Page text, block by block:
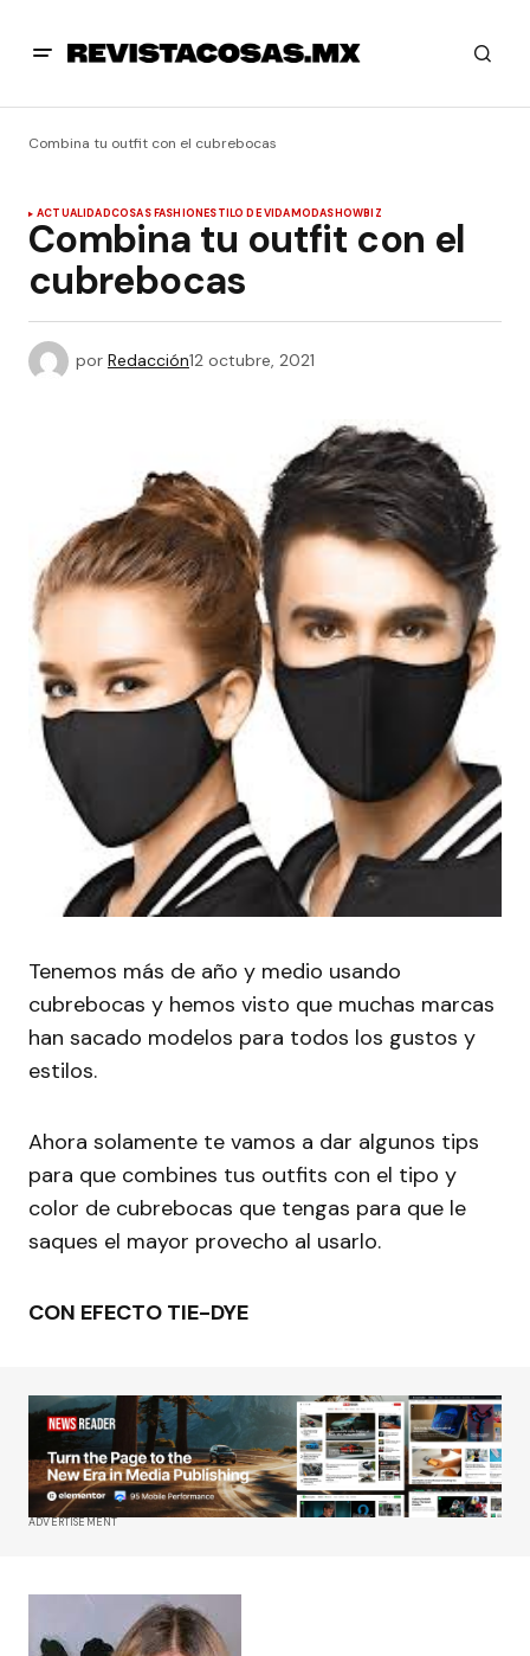
Combina tu outfit con el cubrebocas
ACTUALIDADCOSAS FASHIONESTILO DE VIDAMODASHOWBIZ
Combina tu outfit con el
cubrebocas
por Redacción12 octubre, 2021
Tenemos más de año y medio usando
cubrebocas y hemos visto que muchas marcas
han sacado modelos para todos los gustos y
estilos.
Ahora solamente te vamos a dar algunos tips
para que combines tus outfits con el tipo y
color de cubrebocas que tengas para que le
saques el mayor provecho al usarlo.
CON EFECTO TIE-DYE
ADVERTISEMENT